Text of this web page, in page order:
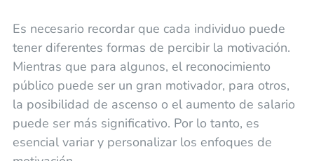
Es necesario recordar que cada individuo puede
tener diferentes formas de percibir la motivación.
Mientras que para algunos, el reconocimiento
público puede ser un gran motivador, para otros,
la posibilidad de ascenso o el aumento de salario
puede ser más significativo. Por lo tanto, es
esencial variar y personalizar los enfoques de